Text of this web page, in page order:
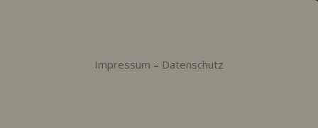
Impressum – Datenschutz